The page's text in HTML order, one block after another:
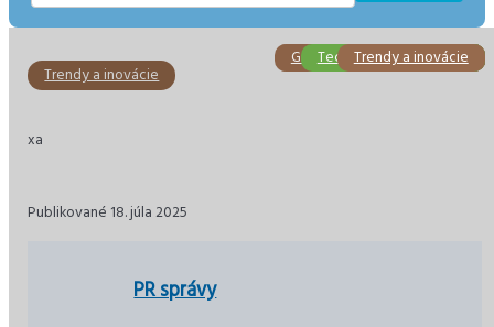
Trendy a inovácie
xa
Publikované 18. júla 2025
PR správy
Slovensko
Podnikateľský plán
Zahraničie
Gastronómia a hotelierstvo
Technológie a inovácie
Trendy a inovácie